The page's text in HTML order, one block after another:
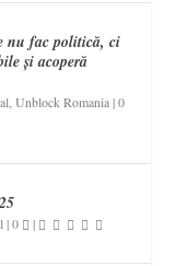
nu fac politică, ci
și acoperă
,Unblock Romania|0
|0 |